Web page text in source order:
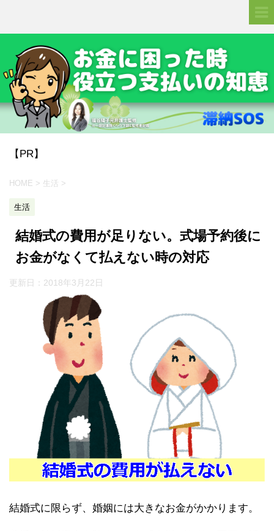
【PR】
HOME > 生活 >
生活
結婚式の費用が足りない。式場予約後に
お金がなくて払えない時の対応
更新日： 2018年3月22日
結婚式に限らず、婚姻には大きなお金がかかります。